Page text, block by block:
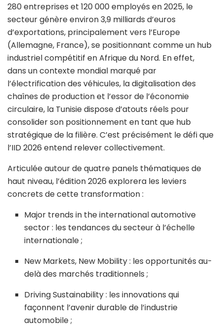
280 entreprises et 120 000 employés en 2025, le
secteur génère environ 3,9 milliards d’euros
d’exportations, principalement vers l’Europe
(Allemagne, France), se positionnant comme un hub
industriel compétitif en Afrique du Nord. En effet,
dans un contexte mondial marqué par
l’électrification des véhicules, la digitalisation des
chaînes de production et l’essor de l’économie
circulaire, la Tunisie dispose d’atouts réels pour
consolider son positionnement en tant que hub
stratégique de la filière. C’est précisément le défi que
l’IID 2026 entend relever collectivement.
Articulée autour de quatre panels thématiques de
haut niveau, l’édition 2026 explorera les leviers
concrets de cette transformation :
Major trends in the international automotive
sector : les tendances du secteur à l’échelle
internationale ;
New Markets, New Mobility : les opportunités au-
delà des marchés traditionnels ;
Driving Sustainability : les innovations qui
façonnent l’avenir durable de l’industrie
automobile ;